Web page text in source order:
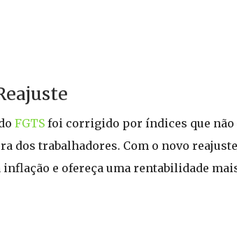
FGTS foi corrigido por índices que não
dos trabalhadores. Com o novo
inflação e ofereça uma rentabilidade